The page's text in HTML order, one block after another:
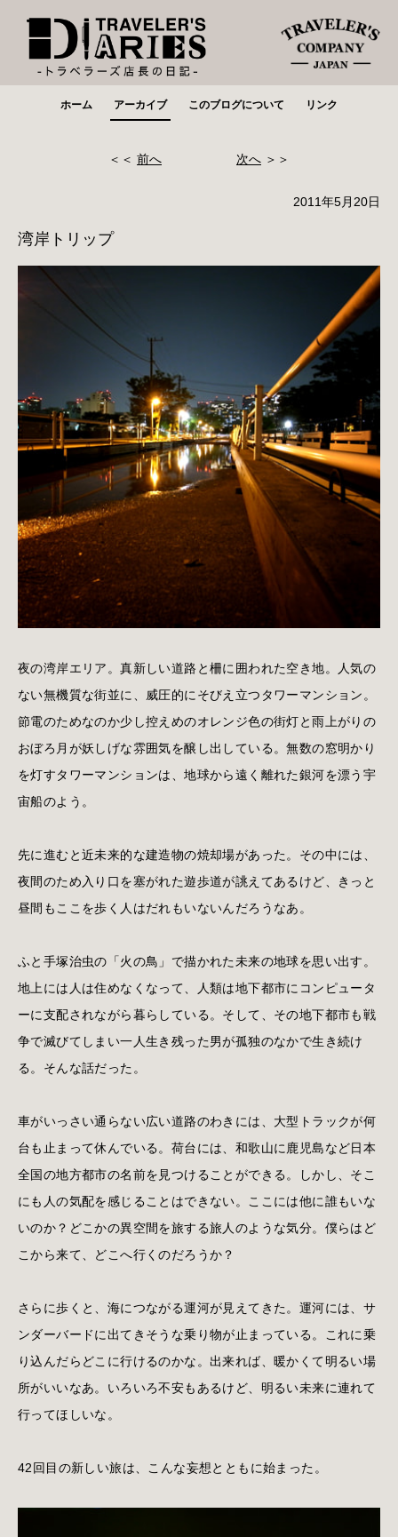
ホーム アーカイブ このブログについて リンク
＜＜ 前へ 次へ ＞＞
2011年5月20日
湾岸トリップ
夜の湾岸エリア。真新しい道路と柵に囲われた空き地。人気の
ない無機質な街並に、威圧的にそびえ立つタワーマンション。
節電のためなのか少し控えめのオレンジ色の街灯と雨上がりの
おぼろ月が妖しげな雰囲気を醸し出している。無数の窓明かり
を灯すタワーマンションは、地球から遠く離れた銀河を漂う宇
宙船のよう。
先に進むと近未来的な建造物の焼却場があった。その中には、
夜間のため入り口を塞がれた遊歩道が誂えてあるけど、きっと
昼間もここを歩く人はだれもいないんだろうなあ。
ふと手塚治虫の「火の鳥」で描かれた未来の地球を思い出す。
地上には人は住めなくなって、人類は地下都市にコンピュータ
ーに支配されながら暮らしている。そして、その地下都市も戦
争で滅びてしまい一人生き残った男が孤独のなかで生き続け
る。そんな話だった。
車がいっさい通らない広い道路のわきには、大型トラックが何
台も止まって休んでいる。荷台には、和歌山に鹿児島など日本
全国の地方都市の名前を見つけることができる。しかし、そこ
にも人の気配を感じることはできない。ここには他に誰もいな
いのか？どこかの異空間を旅する旅人のような気分。僕らはど
こから来て、どこへ行くのだろうか？
さらに歩くと、海につながる運河が見えてきた。運河には、サ
ンダーバードに出てきそうな乗り物が止まっている。これに乗
り込んだらどこに行けるのかな。出来れば、暖かくて明るい場
所がいいなあ。いろいろ不安もあるけど、明るい未来に連れて
行ってほしいな。
42回目の新しい旅は、こんな妄想とともに始まった。